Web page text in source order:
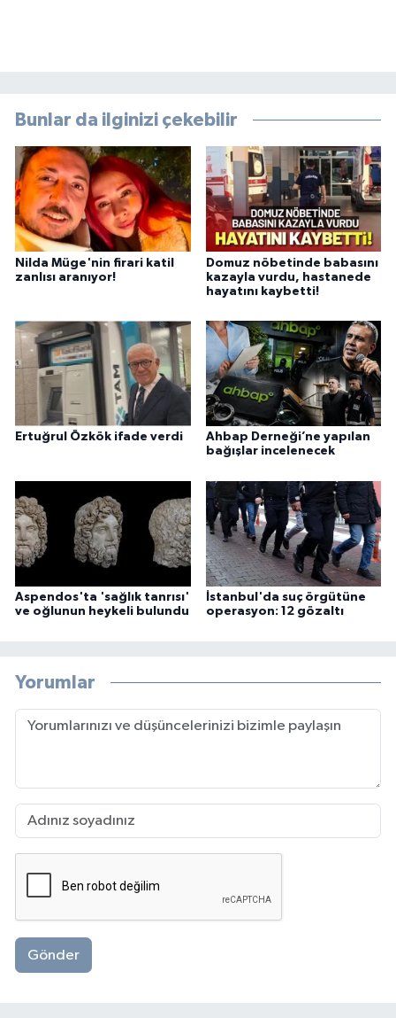
Bunlar da ilginizi çekebilir
Nilda Müge'nin firari katil
zanlısı aranıyor!
Domuz nöbetinde babasını
kazayla vurdu, hastanede
hayatını kaybetti!
Ertuğrul Özkök ifade verdi
Ahbap Derneği’ne yapılan
bağışlar incelenecek
Aspendos'ta 'sağlık tanrısı'
ve oğlunun heykeli bulundu
İstanbul'da suç örgütüne
operasyon: 12 gözaltı
Yorumlar
Gönder